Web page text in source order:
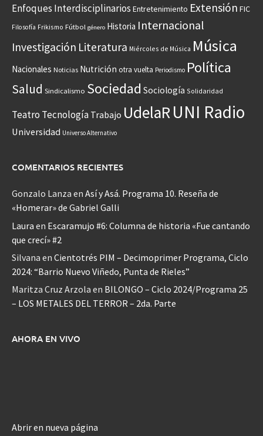
Enfoques Interdisciplinarios Entretenimiento Extensión FIC
Filosofía Frikismo Fútbol género Historia Internacional
Investigación Literatura Miércoles de Música Música
Nacionales Noticias Nutrición otra vuelta Periodismo Política
Salud Sindicalismo Sociedad Sociología Solidaridad
Teatro Tecnología Trabajo UdelaRUNI Radio
Universidad Universo Alternativo
COMENTARIOS RECIENTES
Gonzalo Lanza en Así y Asá. Programa 10. Reseña de
«Homerar» de Gabriel Galli
Laura en Escaramujo #6: Columna de historia «Fue cantando
que crecí» #2
Silvana en Cientotrés PIM – Decimoprimer Programa, Ciclo
2024: “Barrio Nuevo Viñedo, Punta de Rieles”
Maritza Cruz Arzola en BILONGO – Ciclo 2024/Programa 25
– LOS METALES DEL TERROR – 2da. Parte
AHORA EN VIVO
Abrir en nueva página